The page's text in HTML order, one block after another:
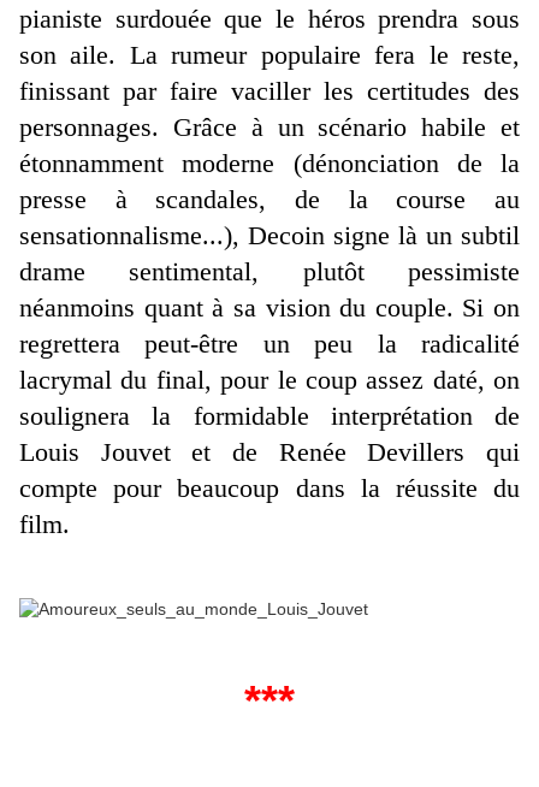
pianiste surdouée que le héros prendra sous
son aile. La rumeur populaire fera le reste,
finissant par faire vaciller les certitudes des
personnages. Grâce à un scénario habile et
étonnamment moderne (dénonciation de la
presse à scandales, de la course au
sensationnalisme...), Decoin signe là un subtil
drame sentimental, plutôt pessimiste
néanmoins quant à sa vision du couple. Si on
regrettera peut-être un peu la radicalité
lacrymal du final, pour le coup assez daté, on
soulignera la formidable interprétation de
Louis Jouvet et de Renée Devillers qui
compte pour beaucoup dans la réussite du
film.
***